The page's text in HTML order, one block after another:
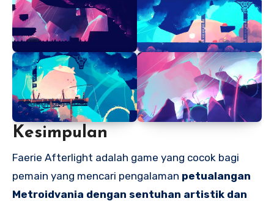
Kesimpulan
Faerie Afterlight adalah game yang cocok bagi
pemain yang mencari pengalaman petualangan
Metroidvania dengan sentuhan artistik dan